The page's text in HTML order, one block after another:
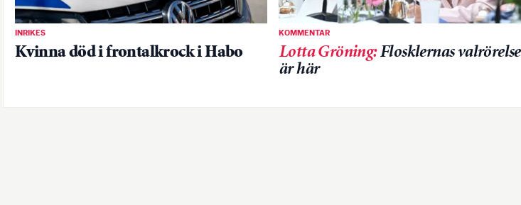
INRIKES
Kvinna död i frontalkrock i Habo
KOMMENTAR
Lotta Gröning:Flosklernas valrörelse
är här